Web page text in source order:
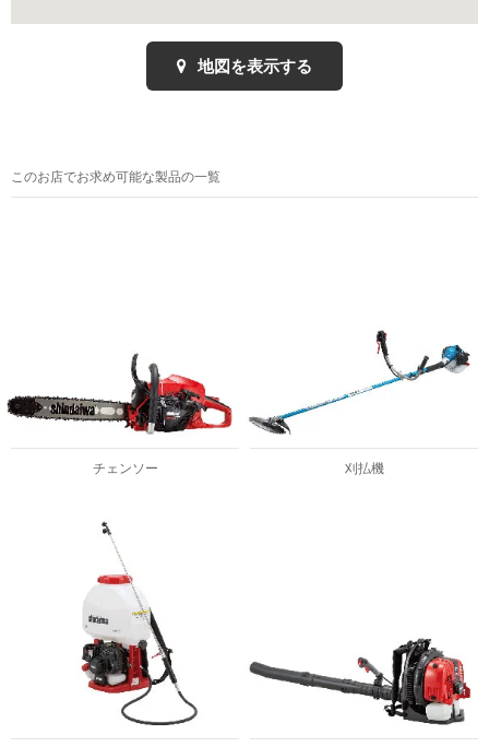
地図を表示する
このお店でお求め可能な製品の一覧
チェンソー 刈払機